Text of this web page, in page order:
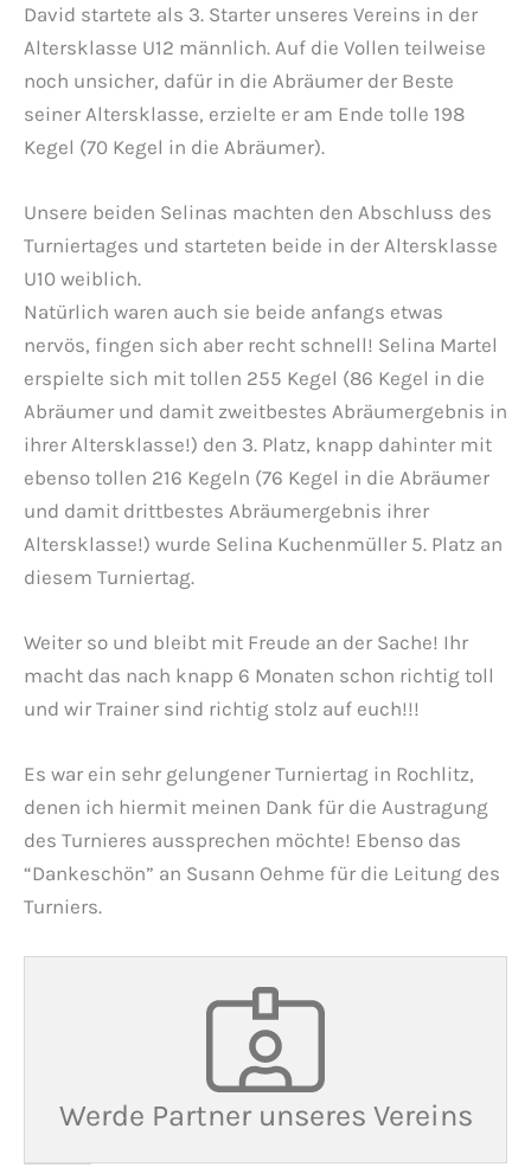
David startete als 3. Starter unseres Vereins in der
Altersklasse U12 männlich. Auf die Vollen teilweise
noch unsicher, dafür in die Abräumer der Beste
seiner Altersklasse, erzielte er am Ende tolle 198
Kegel (70 Kegel in die Abräumer).
Unsere beiden Selinas machten den Abschluss des
Turniertages und starteten beide in der Altersklasse
U10 weiblich.
Natürlich waren auch sie beide anfangs etwas
nervös, fingen sich aber recht schnell! Selina Martel
erspielte sich mit tollen 255 Kegel (86 Kegel in die
Abräumer und damit zweitbestes Abräumergebnis in
ihrer Altersklasse!) den 3. Platz, knapp dahinter mit
ebenso tollen 216 Kegeln (76 Kegel in die Abräumer
und damit drittbestes Abräumergebnis ihrer
Altersklasse!) wurde Selina Kuchenmüller 5. Platz an
diesem Turniertag.
Weiter so und bleibt mit Freude an der Sache! Ihr
macht das nach knapp 6 Monaten schon richtig toll
und wir Trainer sind richtig stolz auf euch!!!
Es war ein sehr gelungener Turniertag in Rochlitz,
denen ich hiermit meinen Dank für die Austragung
des Turnieres aussprechen möchte! Ebenso das
“Dankeschön” an Susann Oehme für die Leitung des
Turniers.
Werde Partner unseres Vereins